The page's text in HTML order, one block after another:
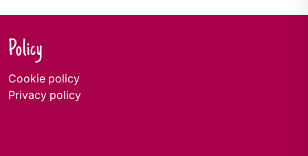
Policy
Cookie policy
Privacy policy